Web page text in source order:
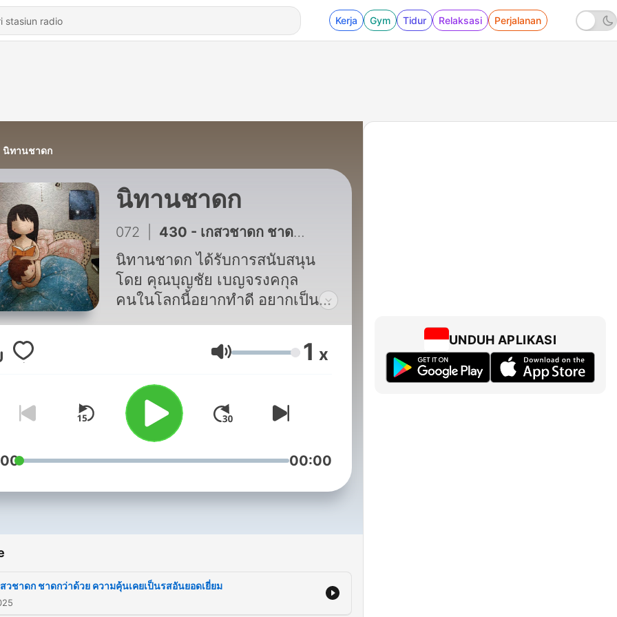
Kerja Gym Tidur Relaksasi Perjalanan
นิทานชาดก
นิทานชาดก
072 430 - เกสวชาดก ชาดกว่าด้วย ความคุ้นเคยเป็นรสอันยอดเยี่ยม
นิทานชาดก ได้รับการสนับสนุน
โดย คุณบุญชัย เบญจรงคกุล
คนในโลกนี้อยากทำดี อยากเป็น
ดีๆ เป็นแบบอย่าง จึงต่างคิดหา
มาตรฐานทำความดี ต่างๆ กันไป ที่
ความดีเป็นบารมี ไม่เสียทีที่ได้เกิด
มาเป็นคน แต่ที่มีปัญญาน้อย เห็น
ผิดเป็นชอบก็หลงทาง ขาดทุนไป
ชาติหนึ่ง ด้วยเหตุนี้เราจึงควร
"ชาดก" เพื่อเป็นแบบอย่าง ในการ
ของบรมครูผู้เป็นต้นแบบคือพระ
พระโพธิสัตว์ ในเรื่องราวของชาดก
Volume 1 x
00:00
สวชาดก ชาดกว่าด้วย ความคุ้นเคยเป็นรสอันยอดเยี่ยม
UNDUH APLIKASI